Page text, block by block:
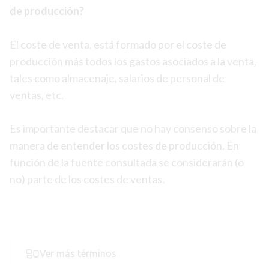
de producción?
El coste de venta, está formado por el coste de
producción más todos los gastos asociados a la venta,
tales como almacenaje, salarios de personal de
ventas, etc.
Es importante destacar que no hay consenso sobre la
manera de entender los costes de producción. En
función de la fuente consultada se considerarán (o
no) parte de los costes de ventas.
Ver más términos